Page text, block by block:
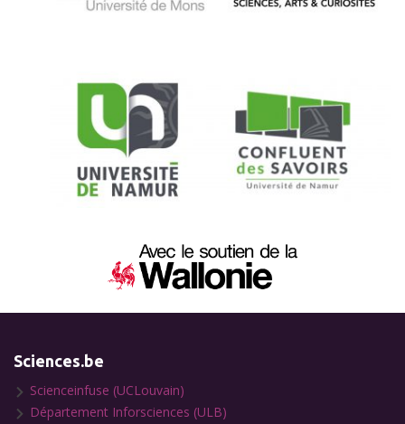
Sciences.be
Scienceinfuse (UCLouvain)
Département Inforsciences (ULB)